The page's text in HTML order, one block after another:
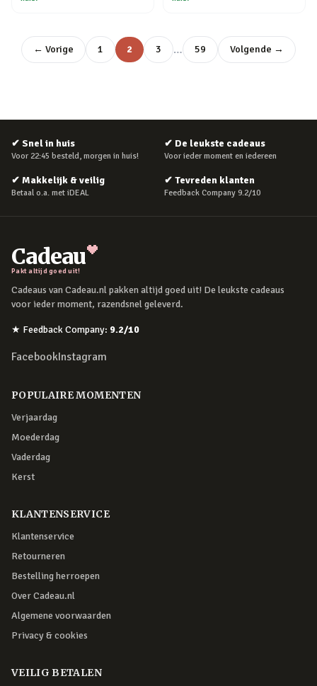
← Vorige 1 2 3 … 59 Volgende →
✔ Snel in huis
Voor 22:45 besteld, morgen in huis!
✔ De leukste cadeaus
Voor ieder moment en iedereen
✔ Makkelijk & veilig
Betaal o.a. met iDEAL
✔ Tevreden klanten
Feedback Company 9.2/10
Cadeau
Pakt altijd goed uit!
Cadeaus van Cadeau.nl pakken altijd goed uit! De leukste cadeaus
voor ieder moment, razendsnel geleverd.
★ Feedback Company: 9.2/10
FacebookInstagram
POPULAIRE MOMENTEN
Verjaardag
Moederdag
Vaderdag
Kerst
KLANTENSERVICE
Klantenservice
Retourneren
Bestelling herroepen
Over Cadeau.nl
Algemene voorwaarden
Privacy & cookies
VEILIG BETALEN